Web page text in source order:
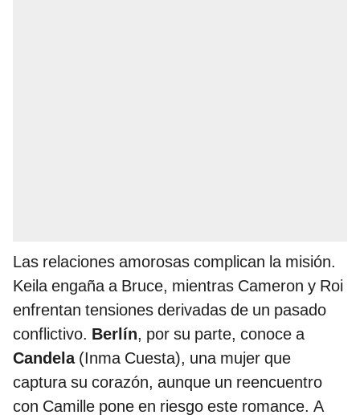
Las relaciones amorosas complican la misión.
Keila engaña a Bruce, mientras Cameron y Roi
enfrentan tensiones derivadas de un pasado
conflictivo. Berlín, por su parte, conoce a
Candela(Inma Cuesta), una mujer que
captura su corazón, aunque un reencuentro
con Camille pone en riesgo este romance. A